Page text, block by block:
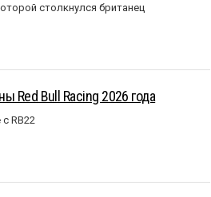
столкнулся британец
Red Bull Racing 2026 года
RB22